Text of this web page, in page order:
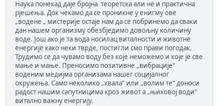
Наука понекад даје бројна теоретска али не и практична
рјешења. Док чекамо да се проникне у енигму ове
„водене „ мистерије остаје нам да се побринемо да сваки
дан нашем организму обезбједимо довољну количину
воде. Још ако је та вода носилац виталности и животне
енергије како неки тврде, постигли смо прави погодак.
Трудимо се да чувамо воду без које неможемо и које је све
мање и мање. Преносимо позитивне „вибрације“
воденим медијма организама нашег социјалног
окружења. Само неколико „хвала“ или „волим те“ доноси
радост нашим сапутницима кроз живот а „њиховој води“
витално важну енергију.